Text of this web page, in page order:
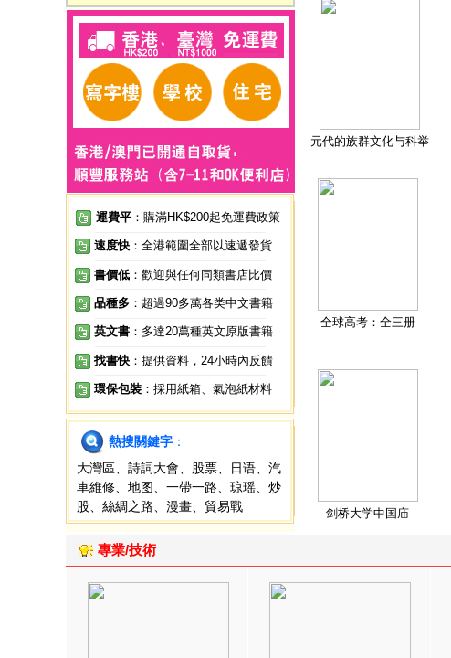
運費平 ：購滿HK$200起免運費政策
速度快 ：全港範圍全部以速遞發貨
書價低 ：歡迎與任何同類書店比價
品種多 ：超過90多萬各类中文書籍
英文書 ：多達20萬種英文原版書籍
找書快 ：提供資料，24小時內反饋
環保包裝 ：採用紙箱、氣泡紙材料
熱搜關鍵字 ：
大灣區
詩詞大會 股票 日语
汽
車維修
地图 一帶一路 琼瑶
炒
股
絲綢之路 漫畫 貿易戰
元代的族群文化与科举
全球高考：全三册
剑桥大学中国庙
專業/技術